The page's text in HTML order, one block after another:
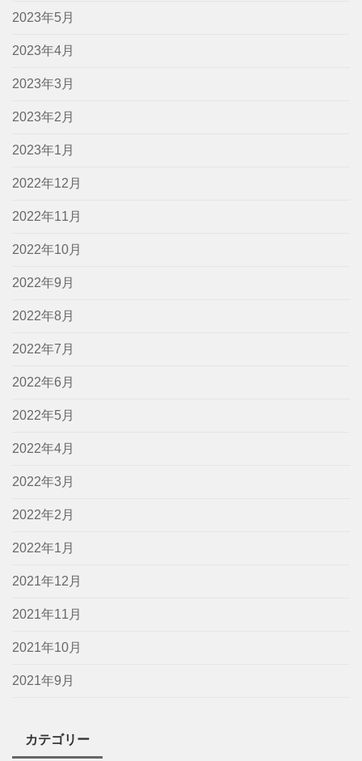
2023年5月
2023年4月
2023年3月
2023年2月
2023年1月
2022年12月
2022年11月
2022年10月
2022年9月
2022年8月
2022年7月
2022年6月
2022年5月
2022年4月
2022年3月
2022年2月
2022年1月
2021年12月
2021年11月
2021年10月
2021年9月
カテゴリー